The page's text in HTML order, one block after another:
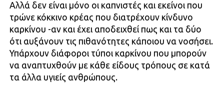
Αλλά δεν είναι μόνο οι καπνιστές και εκείνοι που
τρώνε κόκκινο κρέας που διατρέχουν κίνδυνο
καρκίνου -αν και έχει αποδειχθεί πως και τα δύο
ότι αυξάνουν τις πιθανότητες κάποιου να νοσήσει.
Υπάρχουν διάφοροι τύποι καρκίνου που μπορούν
να αναπτυχθούν με κάθε είδους τρόπους σε κατά
τα άλλα υγιείς ανθρώπους.